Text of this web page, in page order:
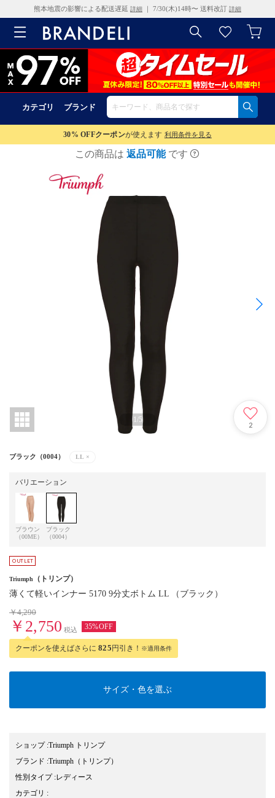
熊本地震の影響による配送遅延 詳細 ｜ 7/30(木)14時〜 送料改訂 詳細
カテゴリ ブランド
30% OFFクーポンが使えます 利用条件を見る
この商品は 返品可能 です
1/5
2
ブラック（0004） LL ×
バリエーション
ブラウン
（00ME）
ブラック
（0004）
Triumph （トリンプ）
薄くて軽いインナー 5170 9分丈ボトム LL （ブラック）
￥4,290
￥2,750 税込 35%OFF
クーポンを使えばさらに 825円引き！ ※適用条件
サイズ・色を選ぶ
ショップ:Triumph トリンプ
ブランド :Triumph （トリンプ）
性別タイプ:レディース
カテゴリ :